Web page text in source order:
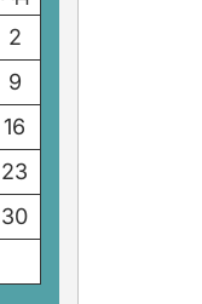
2
9
16
23
30